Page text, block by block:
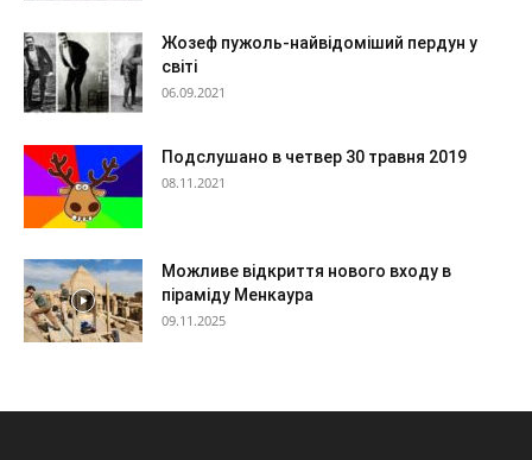
Жозеф пужоль-найвідоміший пердун у
світі
06.09.2021
Подслушано в четвер 30 травня 2019
08.11.2021
Можливе відкриття нового входу в
піраміду Менкаура
09.11.2025